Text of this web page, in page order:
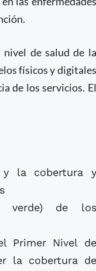
nivel de salud de la
físicos y digitales
de los servicios. El
y la cobertura y
verde) de los
Primer Nivel de
la cobertura de